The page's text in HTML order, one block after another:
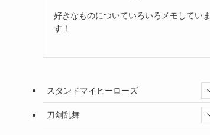
好きなものについていろいろメモしていま
す！
スタンドマイヒーローズ
刀剣乱舞